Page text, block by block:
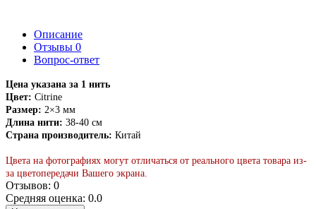
Описание
Отзывы 0
Вопрос-ответ
Цена указана за 1 нить
Цвет: Citrine
Размер: 2×3 мм
Длина нити: 38-40 см
Страна производитель: Китай
Цвета на фотографиях могут отличаться от реального цвета товара из-
за цветопередачи Вашего экрана.
Отзывов: 0
Средняя оценка: 0.0